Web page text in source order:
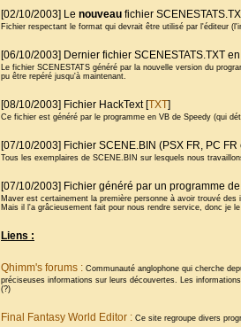
[02/10/2003] Le nouveau fichier
Fichier respectant le format qui devrait être utilisé par l'éditeur
[06/10/2003] Dernier fichier SCENESTATS.TXT
Le fichier SCENESTATS généré par la nouvelle version du
pu être repéré jusqu'à maintenant.
[08/10/2003] Fichier HackText [TXT]
Ce fichier est généré par le programme en VB de Speedy (qui
[07/10/2003] Fichier SCENE.BIN (PSX FR, PC FR
Tous les exemplaires de SCENE.BIN sur lesquels nous
[07/10/2003] Fichier généré par un programme
Maver est certainement la première personne à avoir trouvé
Mais il l'a grâcieusement fait pour nous rendre service, donc je
Liens :
Qhimm's forums : Communauté anglophone qui cherche
préciseuses informations sur leurs découvertes. Les
(?)
Final Fantasy World Editor : Ce site regroupe divers